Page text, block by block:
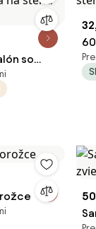
so
na stenu